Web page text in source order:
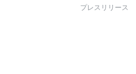
プレスリリース